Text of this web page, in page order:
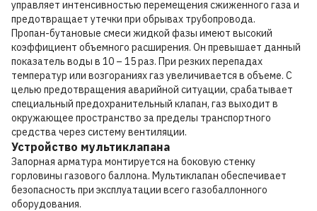
управляет интенсивностью перемещения сжиженного газа и
предотвращает утечки при обрывах трубопровода.
Пропан-бутановые смеси жидкой фазы имеют высокий
коэффициент объемного расширения. Он превышает данный
показатель воды в 10 – 15 раз. При резких перепадах
температур или возгораниях газ увеличивается в объеме. С
целью предотвращения аварийной ситуации, срабатывает
специальный предохранительный клапан, газ выходит в
окружающее пространство за пределы транспортного
средства через систему вентиляции.
Устройство мультиклапана
Запорная арматура монтируется на боковую стенку
горловины газового баллона. Мультиклапан обеспечивает
безопасность при эксплуатации всего газобаллонного
оборудования.